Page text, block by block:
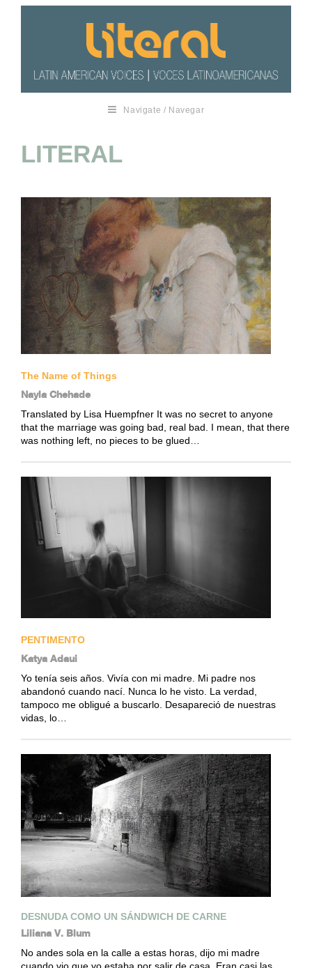
Navigate / Navegar
LITERAL
The Name of Things
Nayla Chehade
Translated by Lisa Huempfner It was no secret to anyone
that the marriage was going bad, real bad. I mean, that there
was nothing left, no pieces to be glued…
PENTIMENTO
Katya Adaui
Yo tenía seis años. Vivía con mi madre. Mi padre nos
abandonó cuando nací. Nunca lo he visto. La verdad,
tampoco me obligué a buscarlo. Desapareció de nuestras
vidas, lo…
DESNUDA COMO UN SÁNDWICH DE CARNE
Liliana V. Blum
No andes sola en la calle a estas horas, dijo mi madre